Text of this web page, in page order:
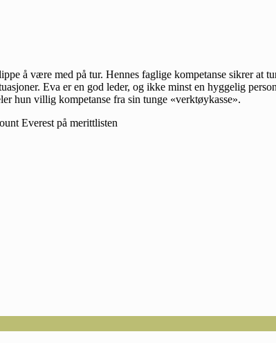
å være med på tur. Hennes faglige kompetanse sikrer
Eva er en god leder, og ikke minst en hyggelig
hun villig kompetanse fra sin tunge «verktøykasse».
Everest på merittlisten